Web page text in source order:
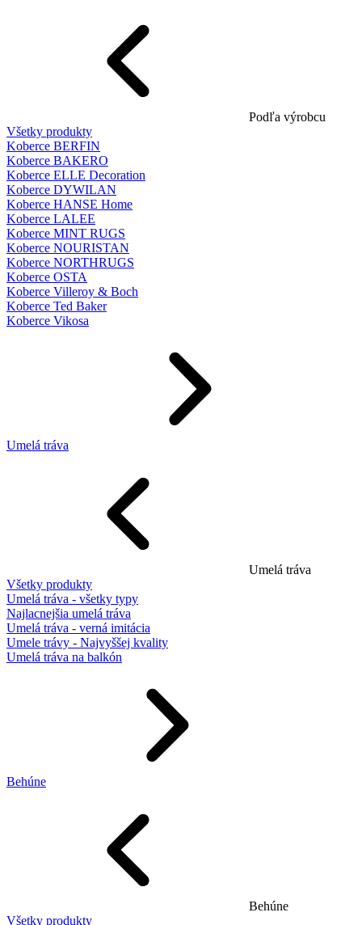
Podľa výrobcu
Všetky produkty
Koberce BERFIN
Koberce BAKERO
Koberce ELLE Decoration
Koberce DYWILAN
Koberce HANSE Home
Koberce LALEE
Koberce MINT RUGS
Koberce NOURISTAN
Koberce NORTHRUGS
Koberce OSTA
Koberce Villeroy & Boch
Koberce Ted Baker
Koberce Vikosa
Umelá tráva
Umelá tráva
Všetky produkty
Umelá tráva - všetky typy
Najlacnejšia umelá tráva
Umelá tráva - verná imitácia
Umele trávy - Najvyššej kvality
Umelá tráva na balkón
Behúne
Behúne
Všetky produkty